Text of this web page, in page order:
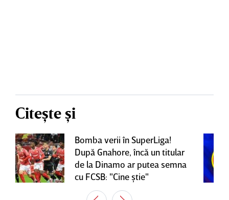
Citește și
Bomba verii în SuperLiga!
După Gnahore, încă un titular
de la Dinamo ar putea semna
cu FCSB: "Cine ştie"